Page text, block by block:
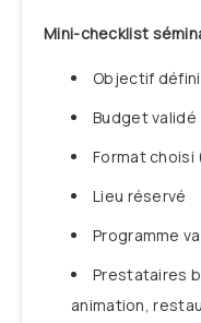
Mini-checklist
Objectif
Budget validé
Format
Lieu réservé
Programme
Prestataires
animation,